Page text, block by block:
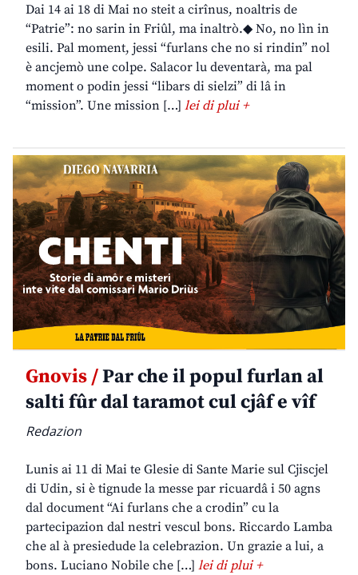
Dai 14 ai 18 di Mai no steit a cirînus, noaltris de
“Patrie”: no sarin in Friûl, ma inaltrò.◆ No, no lìn in
esili. Pal moment, jessi “furlans che no si rindin” nol
è ancjemò une colpe. Salacor lu deventarà, ma pal
moment o podin jessi “libars di sielzi” di lâ in
“mission”. Une mission […] lei di plui +
Gnovis /Par che il popul furlan al
salti fûr dal taramot cul cjâf e vîf
Redazion
Lunis ai 11 di Mai te Glesie di Sante Marie sul Cjiscjel
di Udin, si è tignude la messe par ricuardâ i 50 agns
dal document “Ai furlans che a crodin” cu la
partecipazion dal nestri vescul bons. Riccardo Lamba
che al à presiedude la celebrazion. Un grazie a lui, a
bons. Luciano Nobile che […] lei di plui +